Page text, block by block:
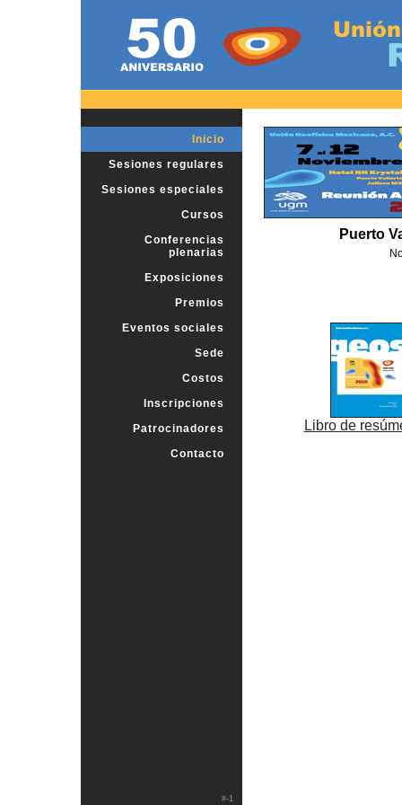
Inicio
Sesiones regulares
Sesiones especiales
Cursos
Conferencias
plenarias
Exposiciones
Premios
Eventos sociales
Sede
Costos
Inscripciones
Patrocinadores
Contacto
Puerto
Libro de
#-1